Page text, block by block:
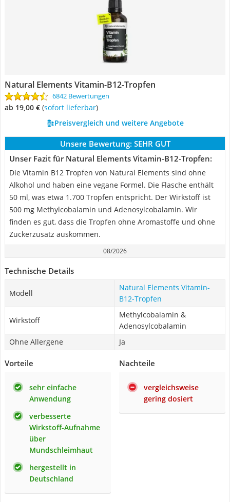
Natural Elements Vitamin-B12-Tropfen
6842 Bewertungen
ab 19,00 € ( Sofort lieferbar)
Preisvergleich und weitere Angebote
Unsere Bewertung: SEHR GUT
Unser Fazit für Natural Elements Vitamin-B12-Tropfen:
Die Vitamin B12 Tropfen von Natural Elements sind ohne
Alkohol und haben eine vegane Formel. Die Flasche enthält
50 ml, was etwa 1.700 Tropfen entspricht. Der Wirkstoff ist
500 mg Methylcobalamin und Adenosylcobalamin. Wir
finden es gut, dass die Tropfen ohne Aromastoffe und ohne
Zuckerzusatz auskommen.
08/2026
Technische Details
Modell
Natural Elements Vitamin-
B12-Tropfen
Wirkstoff
Methylcobalamin &
Adenosylcobalamin
Ohne Allergene
Ja
Vorteile
sehr einfache
Anwendung
verbesserte
Wirkstoff-Aufnahme
über
Mundschleimhaut
hergestellt in
Deutschland
Nachteile
vergleichsweise
gering dosiert